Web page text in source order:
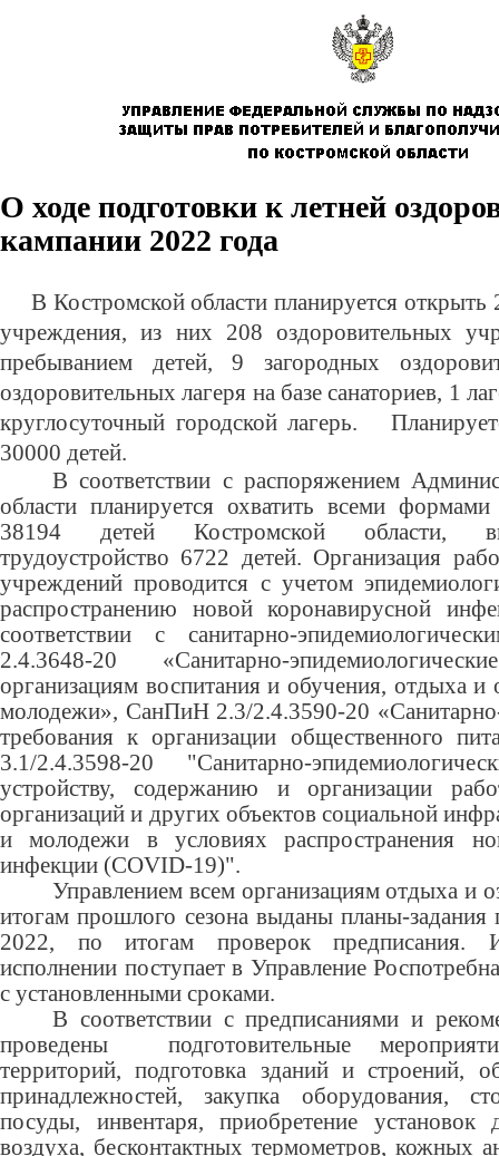
О ходе подготовки к летней
кампании 2022 года
В Костромской области планируется открыть
учреждения, из них 208 оздоровительных
пребыванием детей, 9 загородных
оздоровительных лагеря на базе санаториев, 1
круглосуточный городской лагерь.
30000 детей.
В соответствии с распоряжением
области планируется охватить всеми
38194 детей Костромской области,
трудоустройство 6722 детей. Организация
учреждений проводится с учетом
распространению новой коронавирусной
соответствии с санитарно-
2.4.3648-20 «Санитарно-
организациям воспитания и обучения, отдыха и
молодежи», СанПиН 2.3/2.4.3590-20
требования к организации общественного
3.1/2.4.3598-20 "Санитарно-
устройству, содержанию и организации
организаций и других объектов социальной
и молодежи в условиях распространения
инфекции (COVID-19)".
Управлением всем организациям отдыха и
итогам прошлого сезона выданы планы-
2022, по итогам проверок
исполнении поступает в Управление
с установленными сроками.
В соответствии с предписаниями и
проведены подготовительные
территорий, подготовка зданий и строений,
принадлежностей, закупка оборудования,
посуды, инвентаря, приобретение установок
воздуха, бесконтактных термометров, кожных